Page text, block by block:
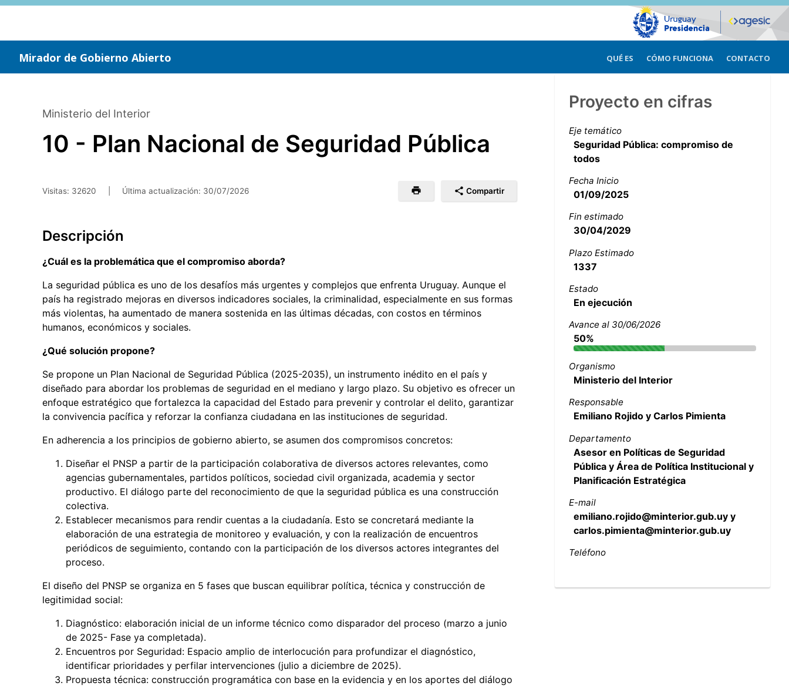
Saltar
Mirador de Gobierno Abierto QUÉ ES CÓMO FUNCIONA CONTACTO
Ministerio del Interior
10 - Plan Nacional de Seguridad Pública
Visitas: 32620 Última actualización: 30/07/2026 Compartir
Descripción
¿Cuál es la problemática que el compromiso aborda?
La seguridad pública es uno de los desafíos más urgentes y complejos que enfrenta Uruguay. Aunque el
país ha registrado mejoras en diversos indicadores sociales, la criminalidad, especialmente en sus formas
más violentas, ha aumentado de manera sostenida en las últimas décadas, con costos en términos
humanos, económicos y sociales.
¿Qué solución propone?
Se propone un Plan Nacional de Seguridad Pública (2025-2035), un instrumento inédito en el país y
diseñado para abordar los problemas de seguridad en el mediano y largo plazo. Su objetivo es ofrecer un
enfoque estratégico que fortalezca la capacidad del Estado para prevenir y controlar el delito, garantizar
la convivencia pacífica y reforzar la confianza ciudadana en las instituciones de seguridad.
En adherencia a los principios de gobierno abierto, se asumen dos compromisos concretos:
Diseñar el PNSP a partir de la participación colaborativa de diversos actores relevantes, como
agencias gubernamentales, partidos políticos, sociedad civil organizada, academia y sector
productivo. El diálogo parte del reconocimiento de que la seguridad pública es una construcción
colectiva.
Establecer mecanismos para rendir cuentas a la ciudadanía. Esto se concretará mediante la
elaboración de una estrategia de monitoreo y evaluación, y con la realización de encuentros
periódicos de seguimiento, contando con la participación de los diversos actores integrantes del
proceso.
El diseño del PNSP se organiza en 5 fases que buscan equilibrar política, técnica y construcción de
legitimidad social:
Diagnóstico: elaboración inicial de un informe técnico como disparador del proceso (marzo a junio
de 2025- Fase ya completada).
Encuentros por Seguridad: Espacio amplio de interlocución para profundizar el diagnóstico,
identificar prioridades y perfilar intervenciones (julio a diciembre de 2025).
Propuesta técnica: construcción programática con base en la evidencia y en los aportes del diálogo
Proyecto en cifras
Eje temático
Seguridad Pública: compromiso de
todos
Fecha Inicio
01/09/2025
Fin estimado
30/04/2029
Plazo Estimado
1337
Estado
En ejecución
Avance al 30/06/2026
50%
Organismo
Ministerio del Interior
Responsable
Emiliano Rojido y Carlos Pimienta
Departamento
Asesor en Políticas de Seguridad
Pública y Área de Política Institucional y
Planificación Estratégica
E-mail
emiliano.rojido@minterior.gub.uy y
carlos.pimienta@minterior.gub.uy
Teléfono